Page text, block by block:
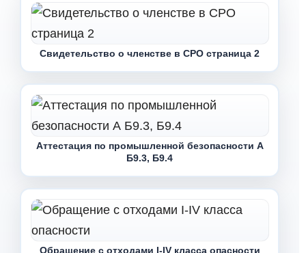
Свидетельство о членстве в СРО страница 2
Аттестация по промышленной безопасности А
Б9.3, Б9.4
Обращение с отходами I-IV класса опасности